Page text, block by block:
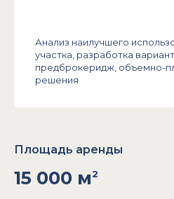
Анализ наилучшего
участка, разработка
предброкеридж, объемно-
решения
Площадь аренды
15 000 м2